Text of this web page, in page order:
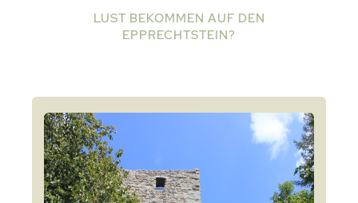
LUST BEKOMMEN AUF DEN
EPPRECHTSTEIN?